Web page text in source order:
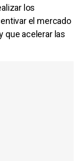
los
el mercado
que acelerar las